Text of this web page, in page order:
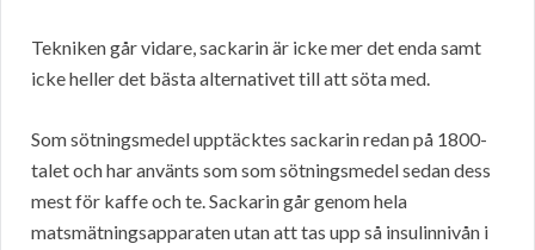
Tekniken går vidare, sackarin är icke mer det enda samt
icke heller det bästa alternativet till att söta med.
Som sötningsmedel upptäcktes sackarin redan på 1800-
talet och har använts som som sötningsmedel sedan dess
mest för kaffe och te. Sackarin går genom hela
matsmätningsapparaten utan att tas upp så insulinnivån i